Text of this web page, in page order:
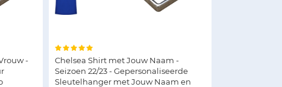
-
Chelsea Shirt met Jouw Naam -
Seizoen 22/23 - Gepersonaliseerde
Sleutelhanger met Jouw Naam en